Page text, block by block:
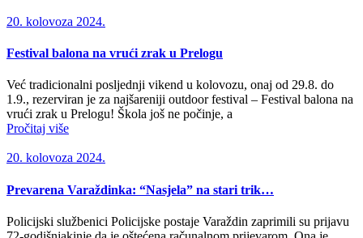
20. kolovoza 2024.
Festival balona na vrući zrak u Prelogu
Već tradicionalni posljednji vikend u kolovozu, onaj od 29.8. do
1.9., rezerviran je za najšareniji outdoor festival – Festival balona na
vrući zrak u Prelogu! Škola još ne počinje, a
Pročitaj više
20. kolovoza 2024.
Prevarena Varaždinka: “Nasjela” na stari trik…
Policijski službenici Policijske postaje Varaždin zaprimili su prijavu